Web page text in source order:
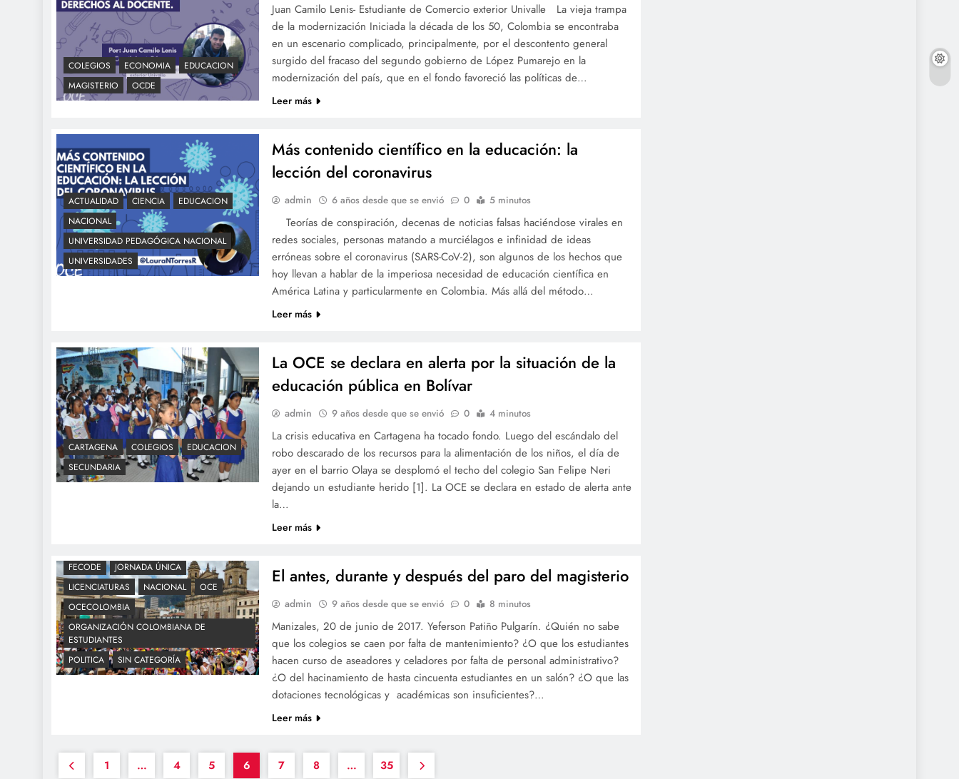
COLEGIOS ECONOMIA
EDUCACION
MAGISTERIO
OCDE
Juan Camilo Lenis- Estudiante de Comercio exterior Univalle La vieja trampa
de la modernización Iniciada la década de los 50, Colombia se encontraba
en un escenario complicado, principalmente, por el descontento general
surgido del fracaso del segundo gobierno de López Pumarejo en la
modernización del país, que en el fondo favoreció las políticas de…
Leer más
ACTUALIDAD CIENCIA
EDUCACION
NACIONAL
UNIVERSIDAD PEDAGÓGICA NACIONAL
UNIVERSIDADES
Más contenido científico en la educación: la
lección del coronavirus
admin 6 años desde que se envió 0 5 minutos
Teorías de conspiración, decenas de noticias falsas haciéndose virales en
redes sociales, personas matando a murciélagos e infinidad de ideas
erróneas sobre el coronavirus (SARS-CoV-2), son algunos de los hechos que
hoy llevan a hablar de la imperiosa necesidad de educación científica en
América Latina y particularmente en Colombia. Más allá del método…
Leer más
CARTAGENA COLEGIOS
EDUCACION
SECUNDARIA
La OCE se declara en alerta por la situación de la
educación pública en Bolívar
admin 9 años desde que se envió 0 4 minutos
La crisis educativa en Cartagena ha tocado fondo. Luego del escándalo del
robo descarado de los recursos para la alimentación de los niños, el día de
ayer en el barrio Olaya se desplomó el techo del colegio San Felipe Neri
dejando un estudiante herido [1]. La OCE se declara en estado de alerta ante
la…
Leer más
FECODE
JORNADA ÚNICA
LICENCIATURAS
NACIONAL
OCE
OCECOLOMBIA
ORGANIZACIÓN COLOMBIANA DE
ESTUDIANTES
POLITICA
SIN CATEGORÍA
El antes, durante y después del paro del magisterio
admin 9 años desde que se envió 0 8 minutos
Manizales, 20 de junio de 2017. Yeferson Patiño Pulgarín. ¿Quién no sabe
que los colegios se caen por falta de mantenimiento? ¿O que los estudiantes
hacen curso de aseadores y celadores por falta de personal administrativo?
¿O del hacinamiento de hasta cincuenta estudiantes en un salón? ¿O que las
dotaciones tecnológicas y académicas son insuficientes?…
Leer más
1 … 4 5 6 7 8 … 35